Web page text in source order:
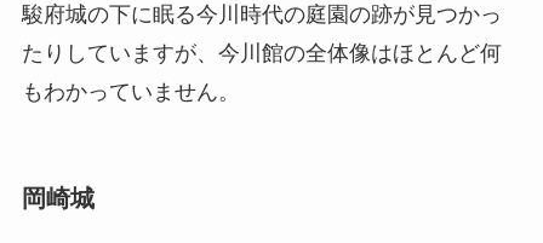
駿府城の下に眠る今川時代の庭園の跡が見つかっ
たりしていますが、今川館の全体像はほとんど何
もわかっていません。
岡崎城